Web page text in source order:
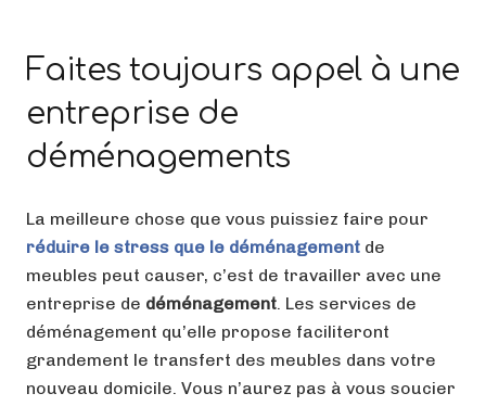
Faites toujours appel à une
entreprise de
déménagements
La meilleure chose que vous puissiez faire pour
réduire le stress que le déménagement de
meubles peut causer, c’est de travailler avec une
entreprise de déménagement . Les services de
déménagement qu’elle propose faciliteront
grandement le transfert des meubles dans votre
nouveau domicile. Vous n’aurez pas à vous soucier